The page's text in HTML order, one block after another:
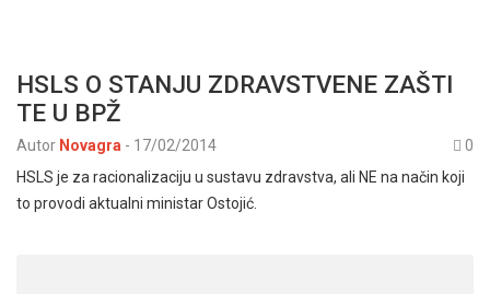
HSLS O STANJU ZDRAVSTVENE ZAŠTI
TE U BPŽ
Autor Novagra - 17/02/2014
0
HSLS je za racionalizaciju u sustavu zdravstva, ali NE na način koji
to provodi aktualni ministar Ostojić.